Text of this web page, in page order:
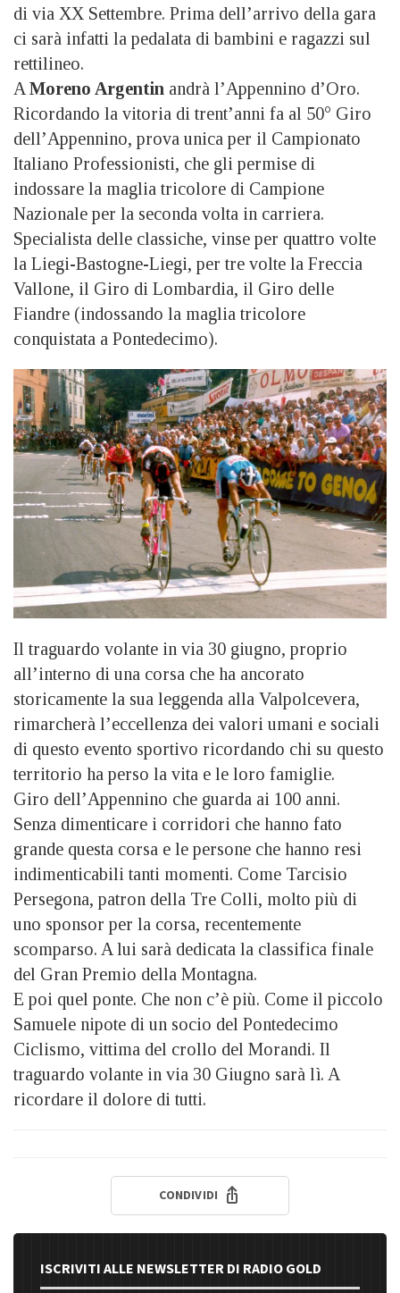
di via XX Settembre. Prima dell’arrivo della gara
ci sarà infatti la pedalata di bambini e ragazzi sul
rettilineo.
A Moreno Argentin andrà l’Appennino d’Oro.
Ricordando la vitoria di trent’anni fa al 50° Giro
dell’Appennino, prova unica per il Campionato
Italiano Professionisti, che gli permise di
indossare la maglia tricolore di Campione
Nazionale per la seconda volta in carriera.
Specialista delle classiche, vinse per quattro volte
la Liegi-Bastogne-Liegi, per tre volte la Freccia
Vallone, il Giro di Lombardia, il Giro delle
Fiandre (indossando la maglia tricolore
conquistata a Pontedecimo).
Il traguardo volante in via 30 giugno, proprio
all’interno di una corsa che ha ancorato
storicamente la sua leggenda alla Valpolcevera,
rimarcherà l’eccellenza dei valori umani e sociali
di questo evento sportivo ricordando chi su questo
territorio ha perso la vita e le loro famiglie.
Giro dell’Appennino che guarda ai 100 anni.
Senza dimenticare i corridori che hanno fato
grande questa corsa e le persone che hanno resi
indimenticabili tanti momenti. Come Tarcisio
Persegona, patron della Tre Colli, molto più di
uno sponsor per la corsa, recentemente
scomparso. A lui sarà dedicata la classifica finale
del Gran Premio della Montagna.
E poi quel ponte. Che non c’è più. Come il piccolo
Samuele nipote di un socio del Pontedecimo
Ciclismo, vittima del crollo del Morandi. Il
traguardo volante in via 30 Giugno sarà lì. A
ricordare il dolore di tutti.
CONDIVIDI
ISCRIVITI ALLE NEWSLETTER DI RADIO GOLD